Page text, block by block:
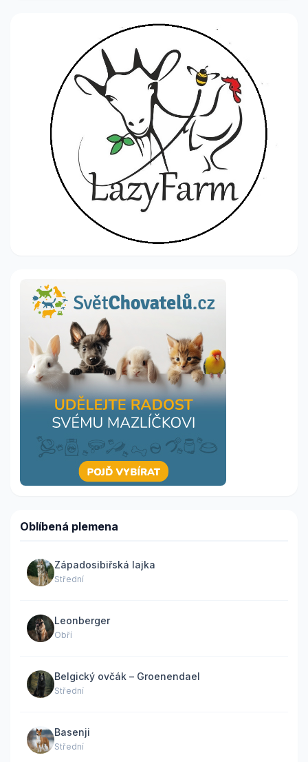
Oblíbená plemena
Západosibiřská lajka
Střední
Leonberger
Obří
Belgický ovčák – Groenendael
Střední
Basenji
Střední